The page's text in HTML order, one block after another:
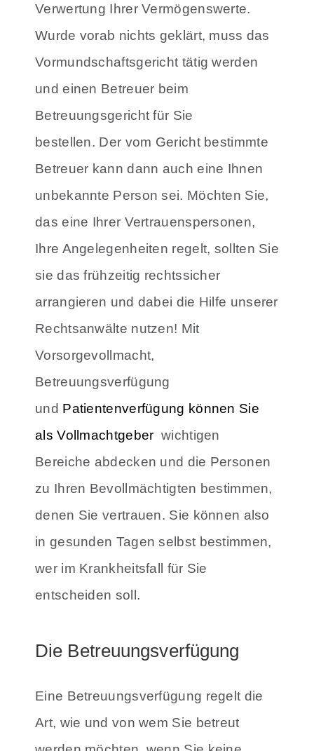
Verwertung Ihrer Vermögenswerte.
Wurde vorab nichts geklärt, muss das
Vormundschaftsgericht tätig werden
und einen Betreuer beim
Betreuungsgericht für Sie
bestellen. Der vom Gericht bestimmte
Betreuer kann dann auch eine Ihnen
unbekannte Person sei. Möchten Sie,
das eine Ihrer Vertrauenspersonen,
Ihre Angelegenheiten regelt, sollten Sie
sie das frühzeitig rechtssicher
arrangieren und dabei die Hilfe unserer
Rechtsanwälte nutzen! Mit
Vorsorgevollmacht,
Betreuungsverfügung
und Patientenverfügung können Sie
als Vollmachtgeber wichtigen
Bereiche abdecken und die Personen
zu Ihren Bevollmächtigten bestimmen,
denen Sie vertrauen. Sie können also
in gesunden Tagen selbst bestimmen,
wer im Krankheitsfall für Sie
entscheiden soll.
Die Betreuungsverfügung
Eine Betreuungsverfügung regelt die
Art, wie und von wem Sie betreut